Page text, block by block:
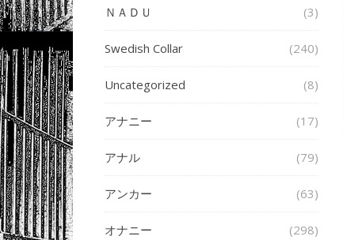
ＮＡＤＵ (3)
Swedish Collar (240)
Uncategorized (8)
アナニー (17)
アナル (79)
アンカー (63)
オナニー (298)